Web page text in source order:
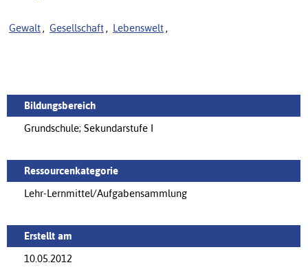
Gewalt , Gesellschaft , Lebenswelt ,
Bildungsbereich
Grundschule; Sekundarstufe I
Ressourcenkategorie
Lehr-Lernmittel/Aufgabensammlung
Erstellt am
10.05.2012